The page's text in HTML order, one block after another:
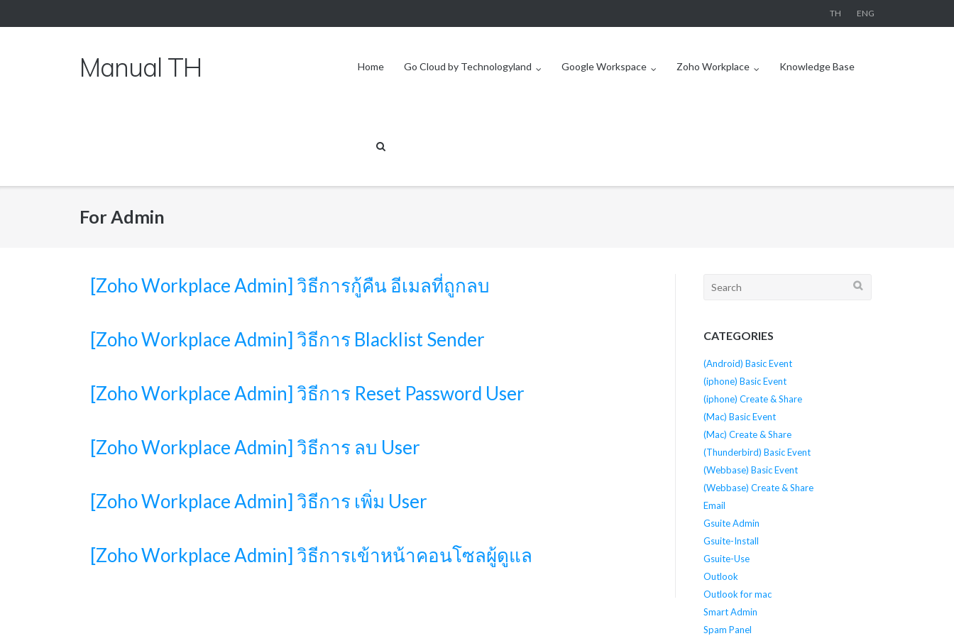
to
TH ENG
Manual TH Home Go Cloud by Technologyland Google Workspace Zoho Workplace Knowledge Base
For Admin
[Zoho Workplace Admin] วิธีการกู้คืน อีเมลที่ถูกลบ
[Zoho Workplace Admin] วิธีการ Blacklist Sender
[Zoho Workplace Admin] วิธีการ Reset Password User
[Zoho Workplace Admin] วิธีการ ลบ User
[Zoho Workplace Admin] วิธีการ เพิ่ม User
[Zoho Workplace Admin] วิธีการเข้าหน้าคอนโซลผู้ดูแล
Search
CATEGORIES
(Android) Basic Event
(iphone) Basic Event
(iphone) Create & Share
(Mac) Basic Event
(Mac) Create & Share
(Thunderbird) Basic Event
(Webbase) Basic Event
(Webbase) Create & Share
Email
Gsuite Admin
Gsuite-Install
Gsuite-Use
Outlook
Outlook for mac
Smart Admin
Spam Panel